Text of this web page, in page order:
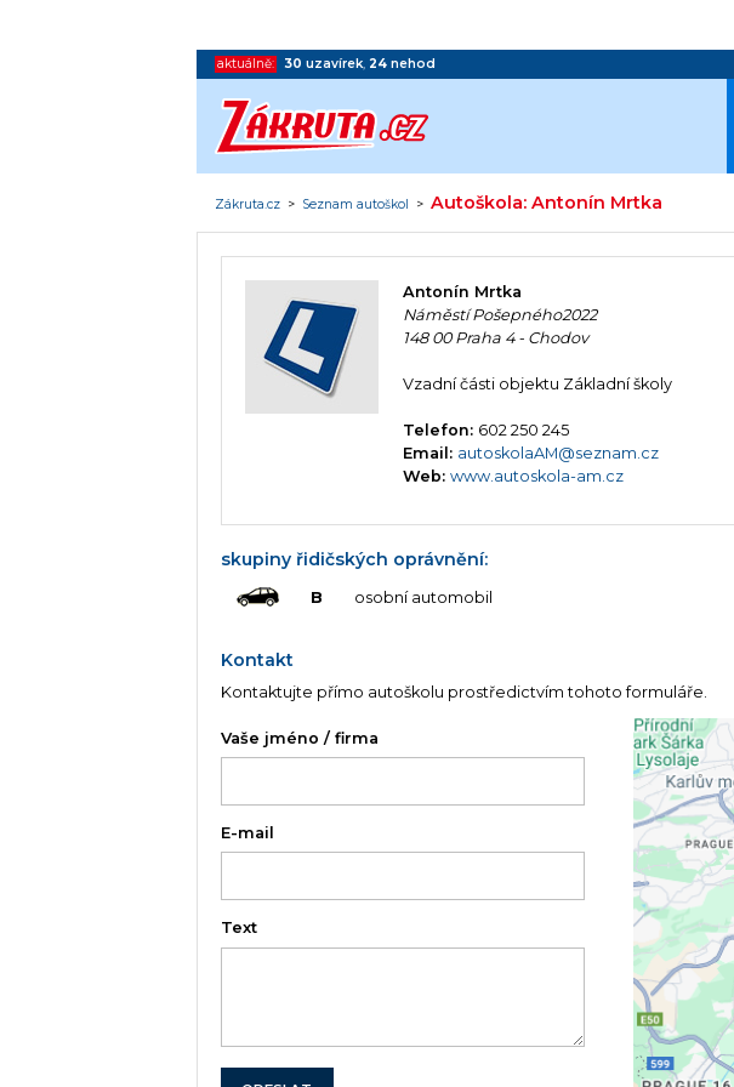
aktuálně: 30 uzavírek,24 nehod
Zákruta.cz > Seznam autoškol >Autoškola: Antonín Mrtka
Antonín Mrtka
Náměstí Pošepného2022
148 00 Praha 4 - Chodov
Vzadní části objektu Základní školy
Telefon: 602 250 245
Email: autoskolaAM@seznam.cz
Web:www.autoskola-am.cz
skupiny řidičských oprávnění:
B osobní automobil
Kontakt
Kontaktujte přímo autoškolu prostředictvím tohoto formuláře.
Vaše jméno / firma
E-mail
Text